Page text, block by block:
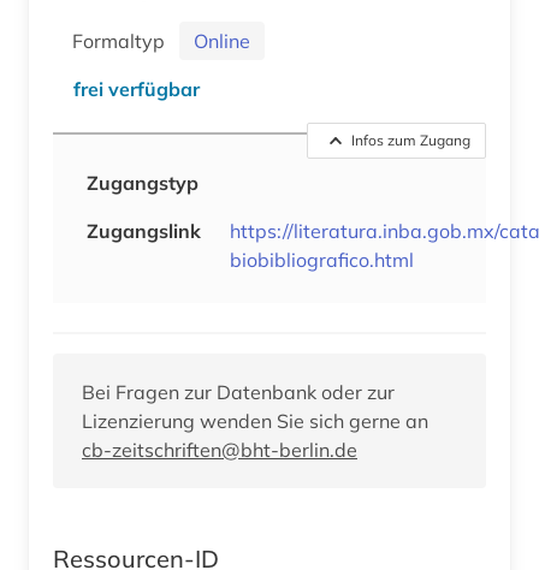
Formaltyp
Online
frei verfügbar
Infos zum Zugang
Zugangstyp
Zugangslink
https://literatura.inba.gob.mx/
biobibliografico.html
Bei Fragen zur Datenbank oder zur
Lizenzierung wenden Sie sich gerne an
cb-zeitschriften@bht-berlin.de
Ressourcen-ID